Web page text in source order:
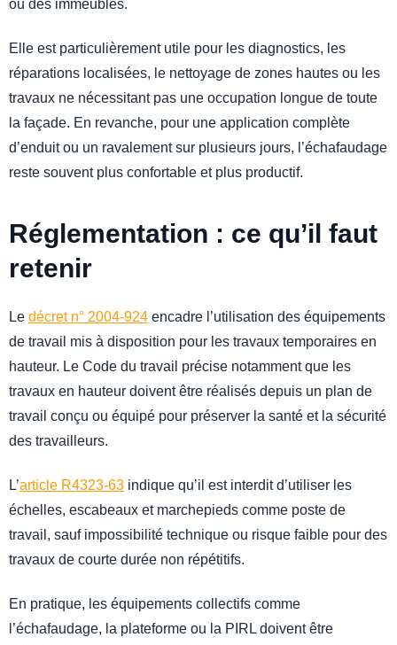
ou des immeubles.
Elle est particulièrement utile pour les diagnostics, les
réparations localisées, le nettoyage de zones hautes ou les
travaux ne nécessitant pas une occupation longue de toute
la façade. En revanche, pour une application complète
d’enduit ou un ravalement sur plusieurs jours, l’échafaudage
reste souvent plus confortable et plus productif.
Réglementation : ce qu’il faut
retenir
Le décret n° 2004-924 encadre l’utilisation des équipements
de travail mis à disposition pour les travaux temporaires en
hauteur. Le Code du travail précise notamment que les
travaux en hauteur doivent être réalisés depuis un plan de
travail conçu ou équipé pour préserver la santé et la sécurité
des travailleurs.
L’article R4323-63 indique qu’il est interdit d’utiliser les
échelles, escabeaux et marchepieds comme poste de
travail, sauf impossibilité technique ou risque faible pour des
travaux de courte durée non répétitifs.
En pratique, les équipements collectifs comme
l’échafaudage, la plateforme ou la PIRL doivent être